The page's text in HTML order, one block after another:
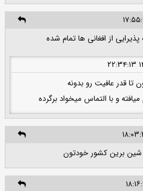
از افغانی ها تمام شده
تا قدر عافیت رو بدونه
و با التماس میخواد برگرده
شین برین کشور خودتون